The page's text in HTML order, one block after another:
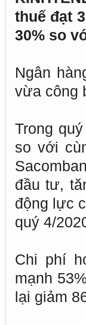
thuế đạt
30% so
Ngân
vừa công
Trong
so với
đầu tư,
động lực
quý 4/
Chi phí
mạnh
lại giảm